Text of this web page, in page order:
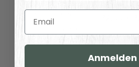
Abmessungen (L
x B/T x H) (
Höhe ):
cm
Email
Anmelden